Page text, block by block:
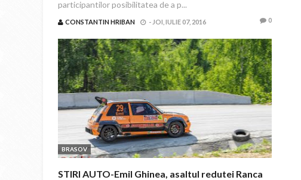
participantilor posibilitatea de a p...
CONSTANTIN HRIBAN - JOI, IULIE 07, 2016 0
BRASOV
STIRI AUTO-Emil Ghinea, asaltul redutei Ranca